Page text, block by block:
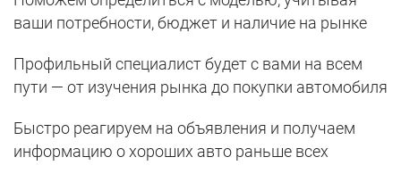
ваши потребности, бюджет и наличие на рынке
Профильный специалист будет с вами на всем
пути — от изучения рынка до покупки автомобиля
Быстро реагируем на объявления и получаем
информацию о хороших авто раньше всех